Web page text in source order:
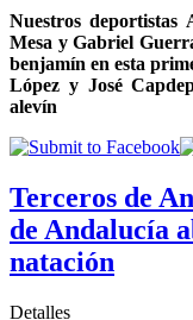
Nuestros deportistas
Mesa y Gabriel
benjamín en esta
López y José
alevín
Terceros de
de Andalucía
natación
Detalles